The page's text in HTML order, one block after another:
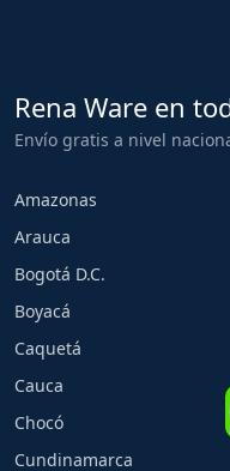
Rena Ware en
Envío gratis a nivel
Amazonas
Arauca
Bogotá D.C.
Boyacá
Caquetá
Cauca
Chocó
Cundinamarca